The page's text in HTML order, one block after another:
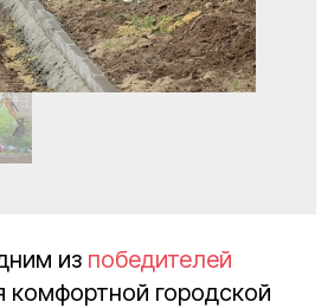
из победителей
комфортной городской